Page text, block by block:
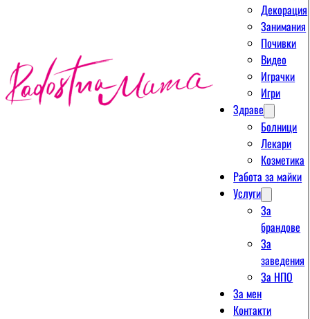
Декорация
Занимания
Почивки
Видео
Играчки
Игри
Здраве
Болници
Лекари
Козметика
Работа за майки
Услуги
За
брандове
За
заведения
За НПО
За мен
Контакти